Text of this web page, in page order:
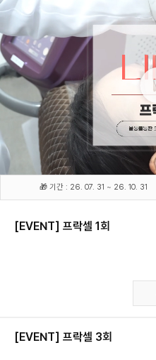
🎁 기간 : 26. 07. 31 ~ 26. 10. 31
[EVENT] 프락셀 1회
[EVENT] 프락셀 3회